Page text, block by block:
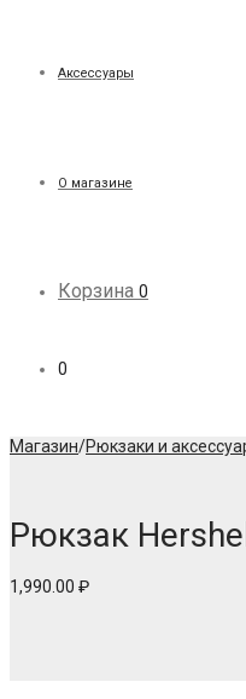
Аксессуары
О магазине
Корзина 0
0
Магазин/Рюкзаки и
Рюкзак
1,990.00 ₽